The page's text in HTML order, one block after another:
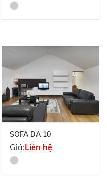
SOFA DA 10
Giá:Liên hệ